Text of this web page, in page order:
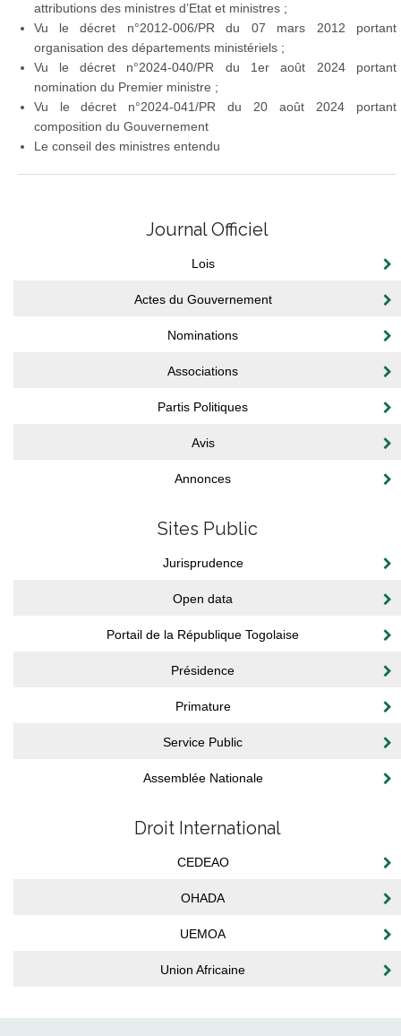
attributions des ministres d’Etat et ministres ;
Vu le décret n°2012-006/PR du 07 mars 2012 portant
organisation des départements ministériels ;
Vu le décret n°2024-040/PR du 1er août 2024 portant
nomination du Premier ministre ;
Vu le décret n°2024-041/PR du 20 août 2024 portant
composition du Gouvernement
Le conseil des ministres entendu
Journal Officiel
Lois
Actes du Gouvernement
Nominations
Associations
Partis Politiques
Avis
Annonces
Sites Public
Jurisprudence
Open data
Portail de la République Togolaise
Présidence
Primature
Service Public
Assemblée Nationale
Droit International
CEDEAO
OHADA
UEMOA
Union Africaine